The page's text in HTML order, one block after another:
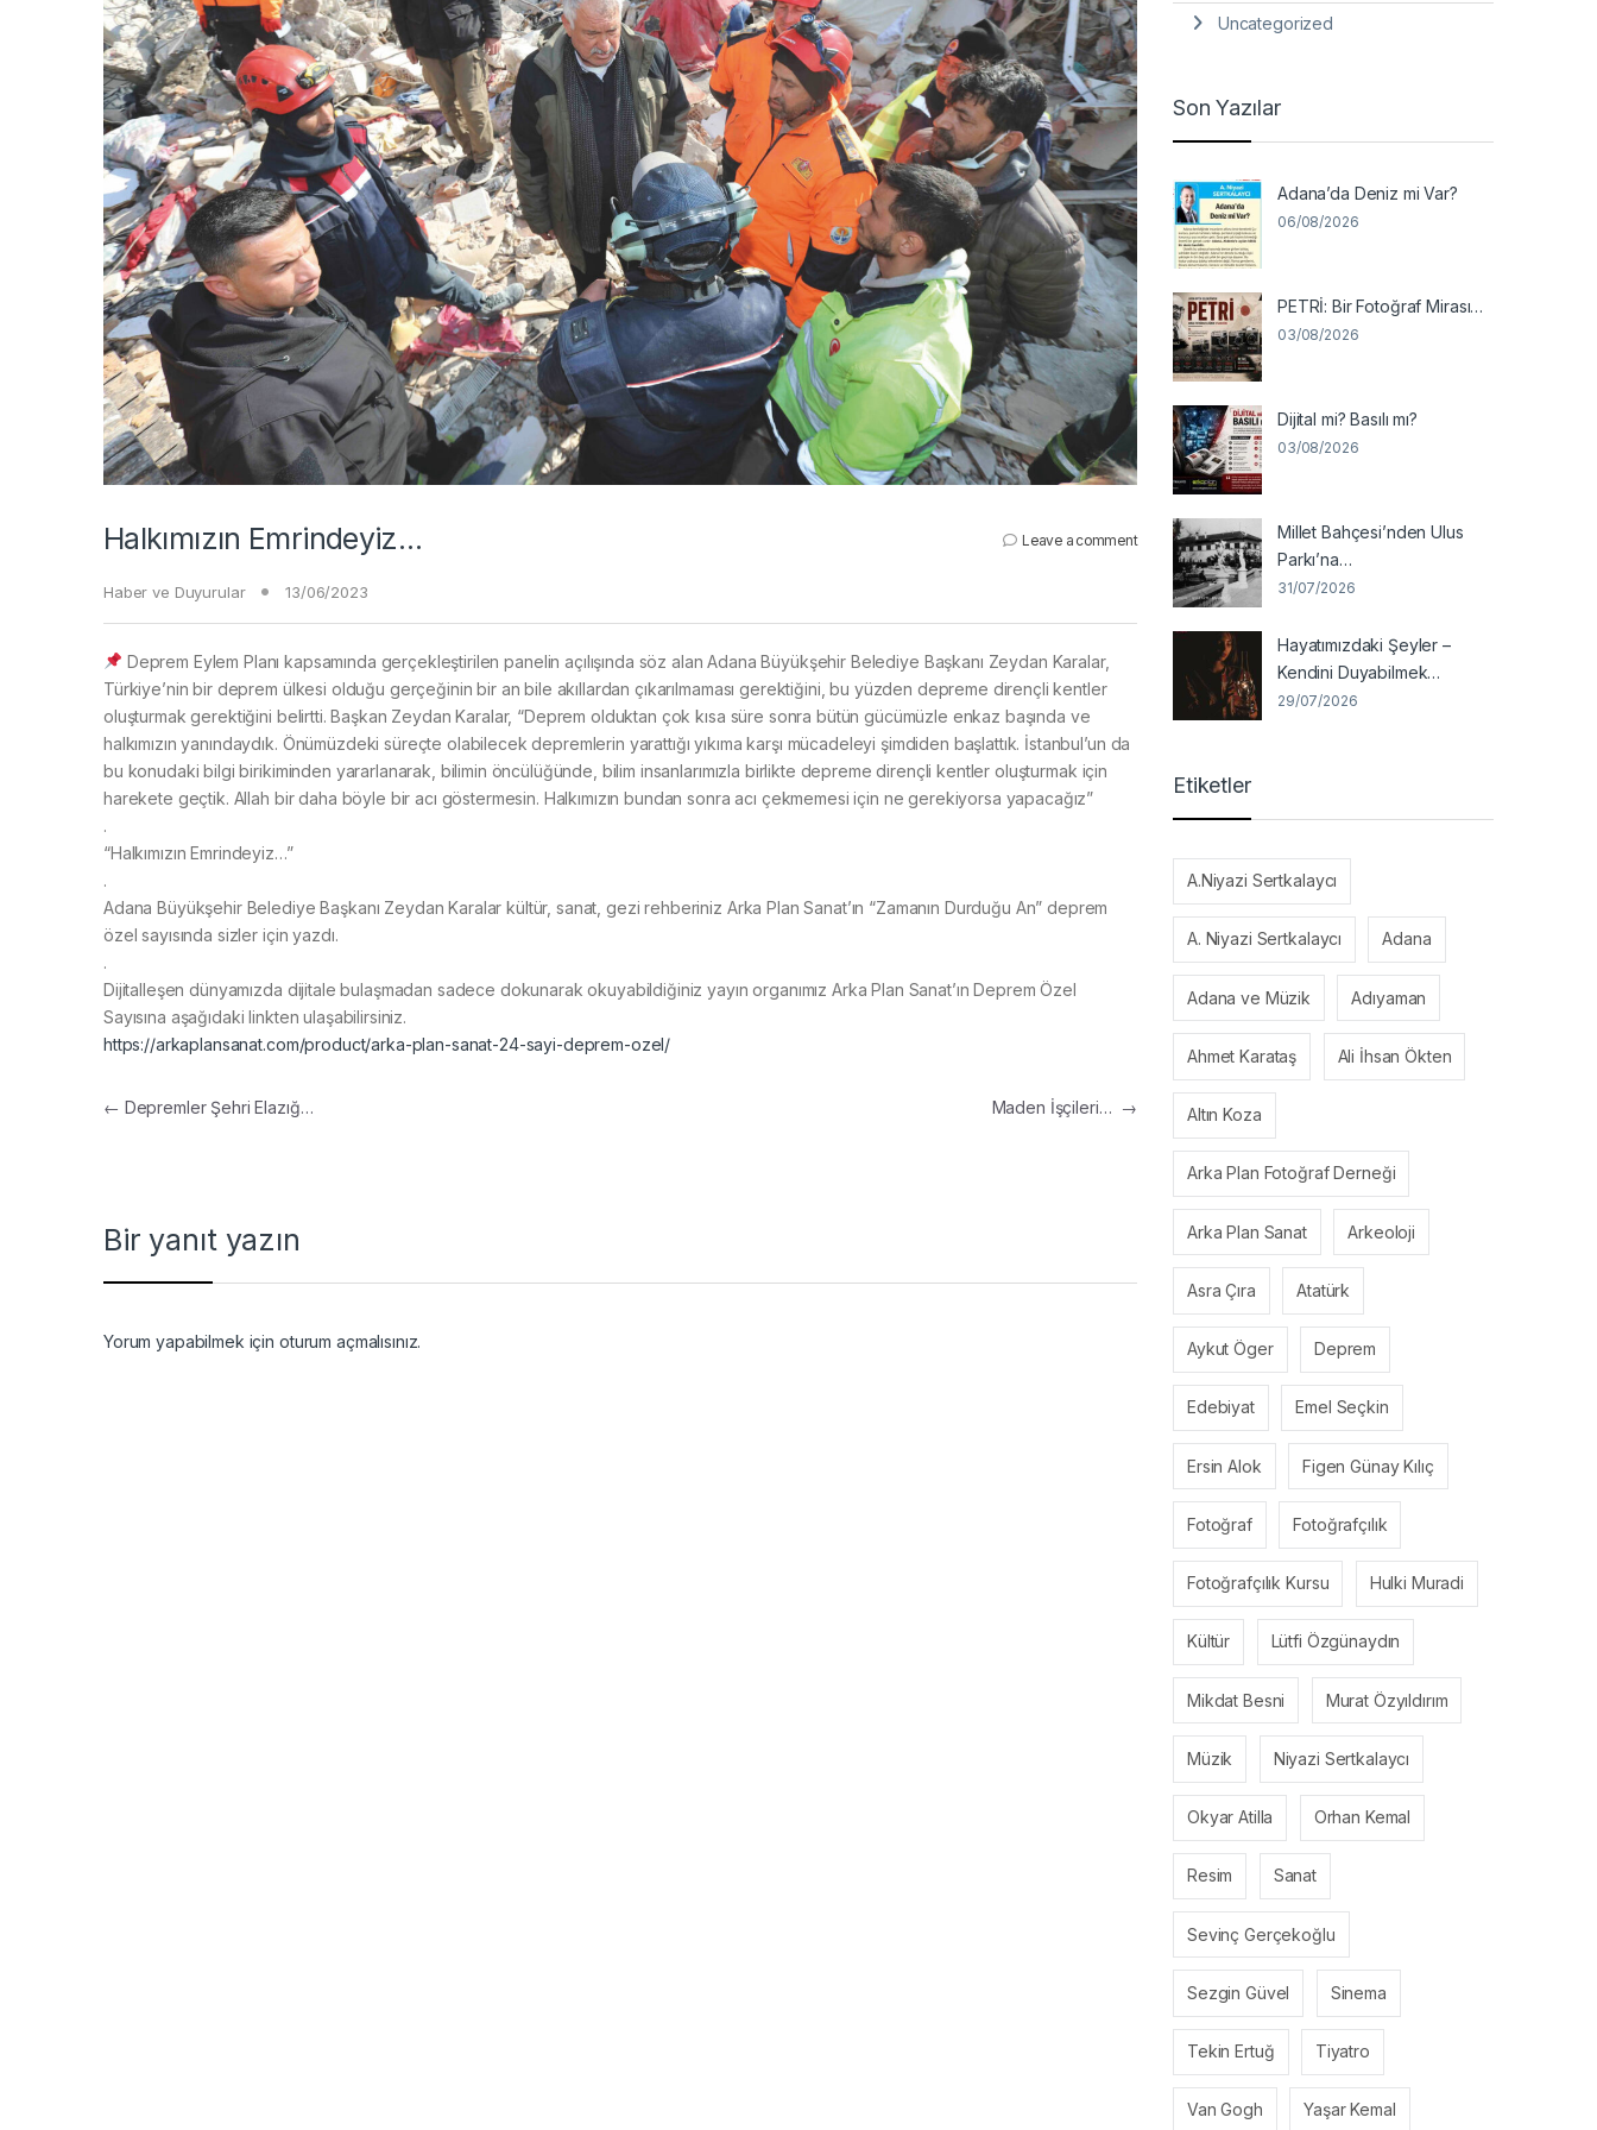
Halkımızın Emrindeyiz… Leave a comment
Haber ve Duyurular 13/06/2023
Deprem Eylem Planı kapsamında gerçekleştirilen panelin açılışında söz alan Adana Büyükşehir Belediye Başkanı Zeydan Karalar,
Türkiye’nin bir deprem ülkesi olduğu gerçeğinin bir an bile akıllardan çıkarılmaması gerektiğini, bu yüzden depreme dirençli kentler
oluşturmak gerektiğini belirtti. Başkan Zeydan Karalar, “Deprem olduktan çok kısa süre sonra bütün gücümüzle enkaz başında ve
halkımızın yanındaydık. Önümüzdeki süreçte olabilecek depremlerin yarattığı yıkıma karşı mücadeleyi şimdiden başlattık. İstanbul’un da
bu konudaki bilgi birikiminden yararlanarak, bilimin öncülüğünde, bilim insanlarımızla birlikte depreme dirençli kentler oluşturmak için
harekete geçtik. Allah bir daha böyle bir acı göstermesin. Halkımızın bundan sonra acı çekmemesi için ne gerekiyorsa yapacağız”
.
“Halkımızın Emrindeyiz…”
.
Adana Büyükşehir Belediye Başkanı Zeydan Karalar kültür, sanat, gezi rehberiniz Arka Plan Sanat’ın “Zamanın Durduğu An” deprem
özel sayısında sizler için yazdı.
.
Dijitalleşen dünyamızda dijitale bulaşmadan sadece dokunarak okuyabildiğiniz yayın organımız Arka Plan Sanat’ın Deprem Özel
Sayısına aşağıdaki linkten ulaşabilirsiniz.
https://arkaplansanat.com/product/arka-plan-sanat-24-sayi-deprem-ozel/
Yazı gezinmesi
← Depremler Şehri Elazığ… Maden İşçileri… →
Bir yanıt yazın
Yorum yapabilmek için oturum açmalısınız.
Uncategorized
Son Yazılar
Adana’da Deniz mi Var?
06/08/2026
PETRİ: Bir Fotoğraf Mirası…
03/08/2026
Dijital mi? Basılı mı?
03/08/2026
Millet Bahçesi’nden Ulus
Parkı’na…
31/07/2026
Hayatımızdaki Şeyler –
Kendini Duyabilmek…
29/07/2026
Etiketler
A.Niyazi Sertkalaycı
A. Niyazi Sertkalaycı Adana
Adana ve Müzik Adıyaman
Ahmet Karataş Ali İhsan Ökten
Altın Koza
Arka Plan Fotoğraf Derneği
Arka Plan Sanat Arkeoloji
Asra Çıra Atatürk
Aykut Öger Deprem
Edebiyat Emel Seçkin
Ersin Alok Figen Günay Kılıç
Fotoğraf Fotoğrafçılık
Fotoğrafçılık Kursu Hulki Muradi
Kültür Lütfi Özgünaydın
Mikdat Besni Murat Özyıldırım
Müzik Niyazi Sertkalaycı
Okyar Atilla Orhan Kemal
Resim Sanat
Sevinç Gerçekoğlu
Sezgin Güvel Sinema
Tekin Ertuğ Tiyatro
Van Gogh Yaşar Kemal